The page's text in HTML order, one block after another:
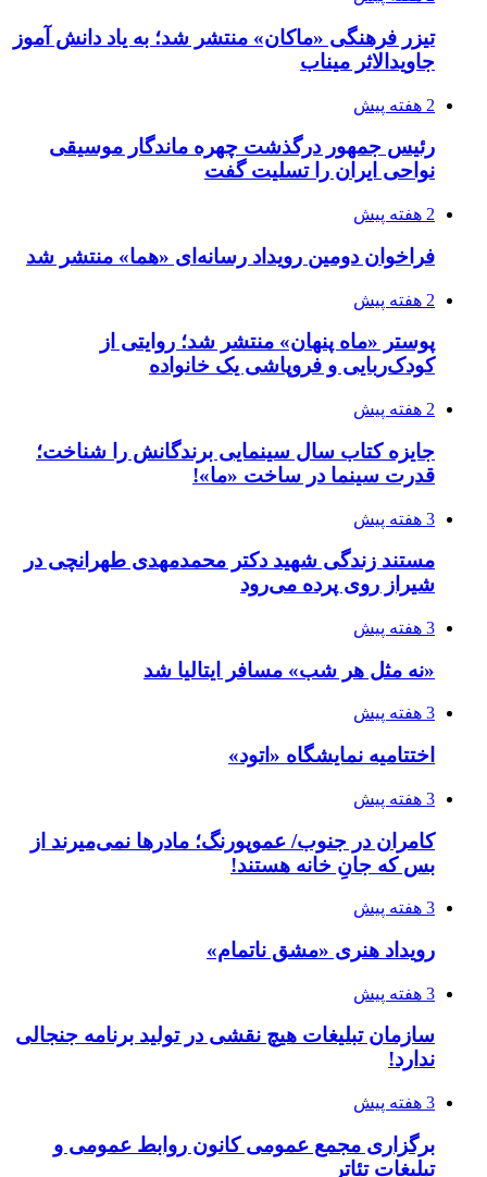
فراخوان دومین رویداد رسانه‌ای «هما» منتشر شد
2 هفته پیش
پوستر «ماه پنهان» منتشر شد؛ روایتی از
کودک‌ربایی و فروپاشی یک خانواده
2 هفته پیش
جایزه کتاب سال سینمایی برندگانش را شناخت؛
قدرت سینما در ساخت «ما»!
3 هفته پیش
مستند زندگی شهید دکتر محمدمهدی طهرانچی در
شیراز روی پرده می‌رود
3 هفته پیش
«نه مثل هر شب» مسافر ایتالیا شد
3 هفته پیش
اختتامیه نمایشگاه «اتود»
3 هفته پیش
کامران در جنوب/ عموپورنگ؛ مادرها نمی‌میرند از
بس که جانِ خانه هستند!
3 هفته پیش
رویداد هنری «مشق ناتمام»
3 هفته پیش
سازمان تبلیغات هیچ نقشی در تولید برنامه جنجالی
ندارد!
3 هفته پیش
برگزاری مجمع عمومی کانون روابط عمومی و
تبلیغات تئاتر
4 هفته پیش
«گردن» با تکیه بر بیان بدن، حرکت و تصویر روی
صحنه می‌رود
4 هفته پیش
رونمایی از پوستر فیلم سروش صحت؛ امین حیایی
با«استخر» به سینماها می‌آید